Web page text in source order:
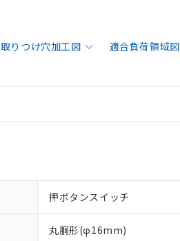
取りつけ穴加工図 適合負荷領域図
押ボタンスイッチ
丸胴形(φ16mm)